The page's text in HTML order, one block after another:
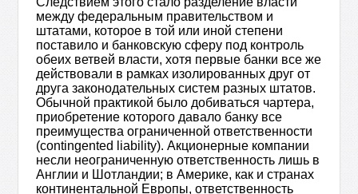
между федеральным правительством и
штатами, которое в той или иной степени
поставило и банковскую сферу под контроль
обеих ветвей власти, хотя первые банки все же
действовали в рамках изолированных друг от
друга законодательных систем разных штатов.
Обычной практикой было добиваться чартера,
приобретение которого давало банку все
преимущества ограниченной ответственности
(contingented liability). Акционерные компании
несли неограниченную ответственность лишь в
Англии и Шотландии; в Америке, как и странах
континентальной Европы, ответственность